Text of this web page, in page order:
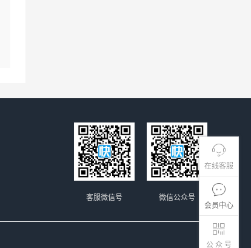
在线客服
会员中心
公 众 号
微信公众号
客服微信号